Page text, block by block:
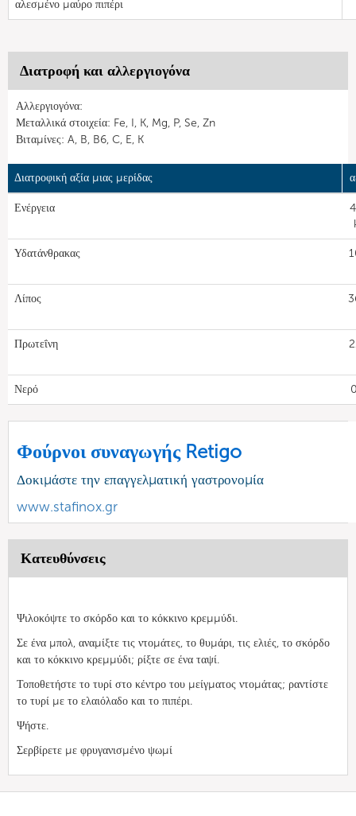
αλεσμένο μαύρο πιπέρι
Διατροφή και αλλεργιογόνα
Αλλεργιογόνα:
Μεταλλικά στοιχεία: Fe, I, K, Mg, P, Se, Zn
Βιταμίνες: A, B, B6, C, E, K
Διατροφική αξία μιας μερίδας
Ενέργεια
Υδατάνθρακας
Λίπος
Πρωτεΐνη
Νερό
Φούρνοι συναγωγής Retigo
Δοκιμάστε την επαγγελματική γαστρονομία
www.stafinox.gr
Κατευθύνσεις
Ψιλοκόψτε το σκόρδο και το κόκκινο κρεμμύδι.
Σε ένα μπολ, αναμίξτε τις ντομάτες, το θυμάρι, τις ελιές, το σκόρδο
και το κόκκινο κρεμμύδι; ρίξτε σε ένα ταψί.
Τοποθετήστε το τυρί στο κέντρο του μείγματος ντομάτας; ραντίστε
το τυρί με το ελαιόλαδο και το πιπέρι.
Ψήστε.
Σερβίρετε με φρυγανισμένο ψωμί